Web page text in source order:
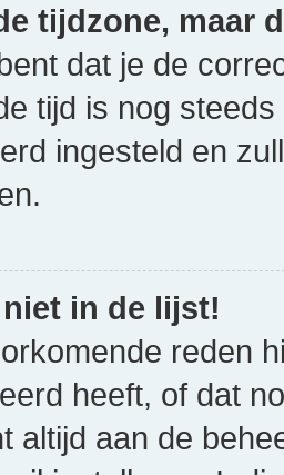
tijdzone, maar
dat je de
tijd is nog
ingesteld en
in de lijst!
reden
heeft, of dat
altijd aan de